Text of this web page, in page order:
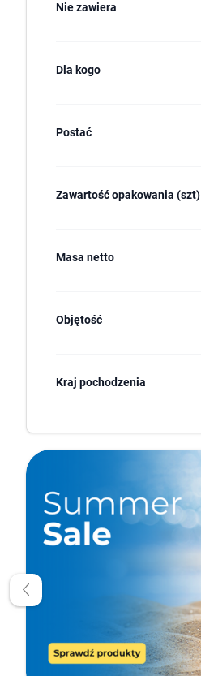
Nie zawiera
Dla kogo
Postać
Zawartość opakowania (szt)
Masa netto
Objętość
Kraj pochodzenia